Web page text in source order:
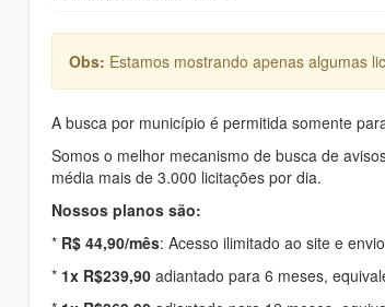
Obs: Estamos mostrando apenas algumas
A busca por município é permitida somente
Somos o melhor mecanismo de busca de
média mais de 3.000 licitações por dia.
Nossos planos são:
* R$ 44,90/mês: Acesso ilimitado ao site e
* 1x R$239,90 adiantado para 6 meses,